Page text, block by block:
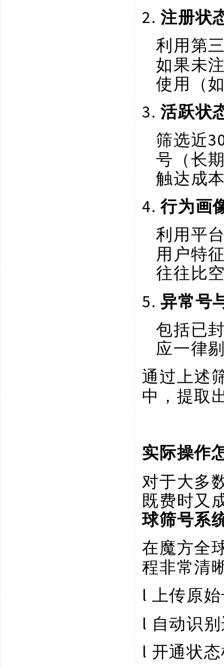
2.注册状
利用第
如果未
使用（
3.活跃状
筛选近
号（长
触达成
4.行为画
利用平
用户特
往往比
5.异常号
包括已
应一律
通过上述
中，提取
实际操作
对于大多
既费时又
球筛号系
在魔方全
程非常清
l
上传原
l 自动识
l 开通状